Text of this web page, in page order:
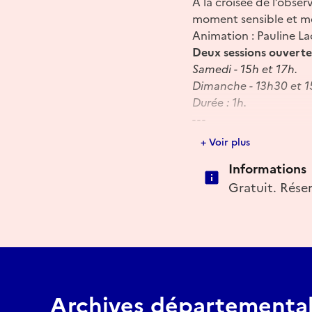
moment sensible et
Animation : Pauline
Deux sessions
Samedi - 15h et 17h.
Dimanche - 13h30 et
Durée : 1h.
- - -
Ados/Adultes.
Archives
Réservation sur
Accès >Parking
Infos >
+ Voir plus
Informations
Gratuit.